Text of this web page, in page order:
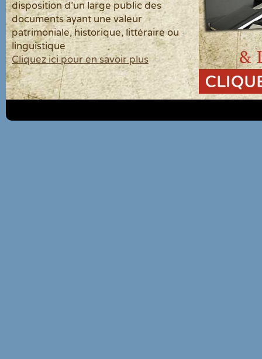
disposition d'un large public des
documents ayant une valeur
patrimoniale, historique, littéraire ou
linguistique
Cliquez ici pour en savoir plus